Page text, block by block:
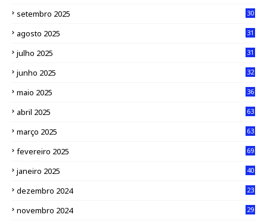
setembro 2025 30
agosto 2025 31
julho 2025 31
junho 2025 32
maio 2025 36
abril 2025 63
março 2025 63
fevereiro 2025 69
janeiro 2025 40
dezembro 2024 23
novembro 2024 29